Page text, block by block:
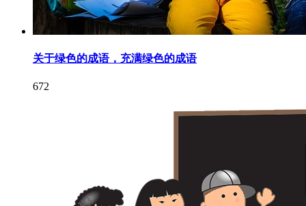
关于绿色的成语，充满绿色的成语
672